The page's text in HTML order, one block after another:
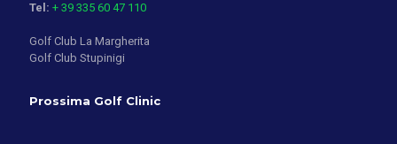
Tel: + 39 335 60 47 110
Golf Club La Margherita
Golf Club Stupinigi
Prossima Golf Clinic